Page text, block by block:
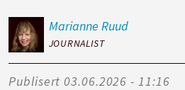
Marianne Ruud
JOURNALIST
Publisert 03.06.2026 - 11:16